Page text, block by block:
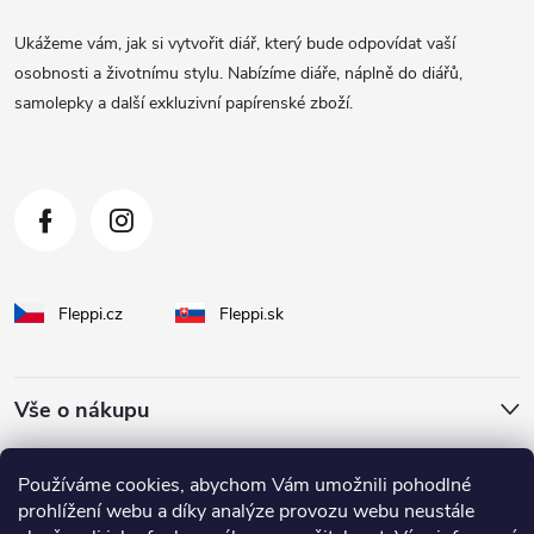
Používáme cookies, abychom Vám umožnili pohodlné
prohlížení webu a díky analýze provozu webu neustále
Ukážeme vám, jak si vytvořit diář, který bude odpovídat vaší
osobnosti a životnímu stylu. Nabízíme diáře, náplně do diářů,
samolepky a další exkluzivní papírenské zboží.
Fleppi.cz Fleppi.sk
Vše o nákupu
O Fleppi